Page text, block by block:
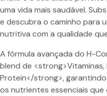
uma vida mais saudável.
e descubra o caminho para
nutritiva com a qualidade
A fórmula avançada do H-
blend de <strong>Vitaminas,
Protein</strong>,
os nutrientes essenciais